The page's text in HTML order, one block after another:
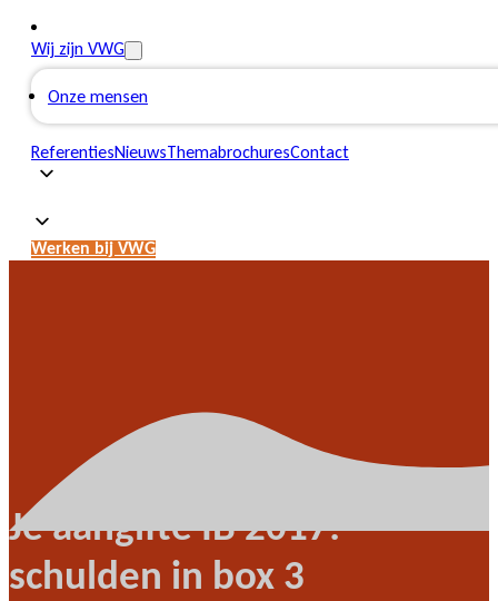
Wij zijn VWG
Onze mensen
ReferentiesNieuwsThemabrochuresContact
Werken bij VWG
Je aangifte IB 2017:
schulden in box 3